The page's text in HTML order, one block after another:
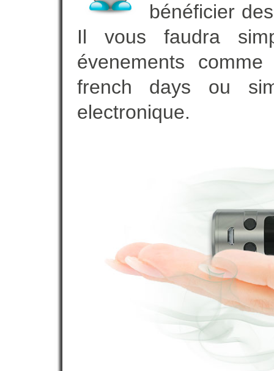
bénéficier
Il vous faudra
évenements
french days ou
electronique.